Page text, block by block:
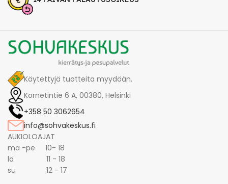
Käytettyjä tuotteita myydään.
Kornetintie 6 A, 00380, Helsinki
+358 50 3062654
info@sohvakeskus.fi
AUKIOLOAJAT
ma -pe 10- 18
la 11 - 18
su 12 - 17